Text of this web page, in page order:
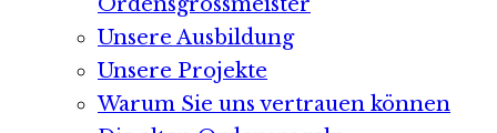
Ordensgrossmeister
Unsere Ausbildung
Unsere Projekte
Warum Sie uns vertrauen können